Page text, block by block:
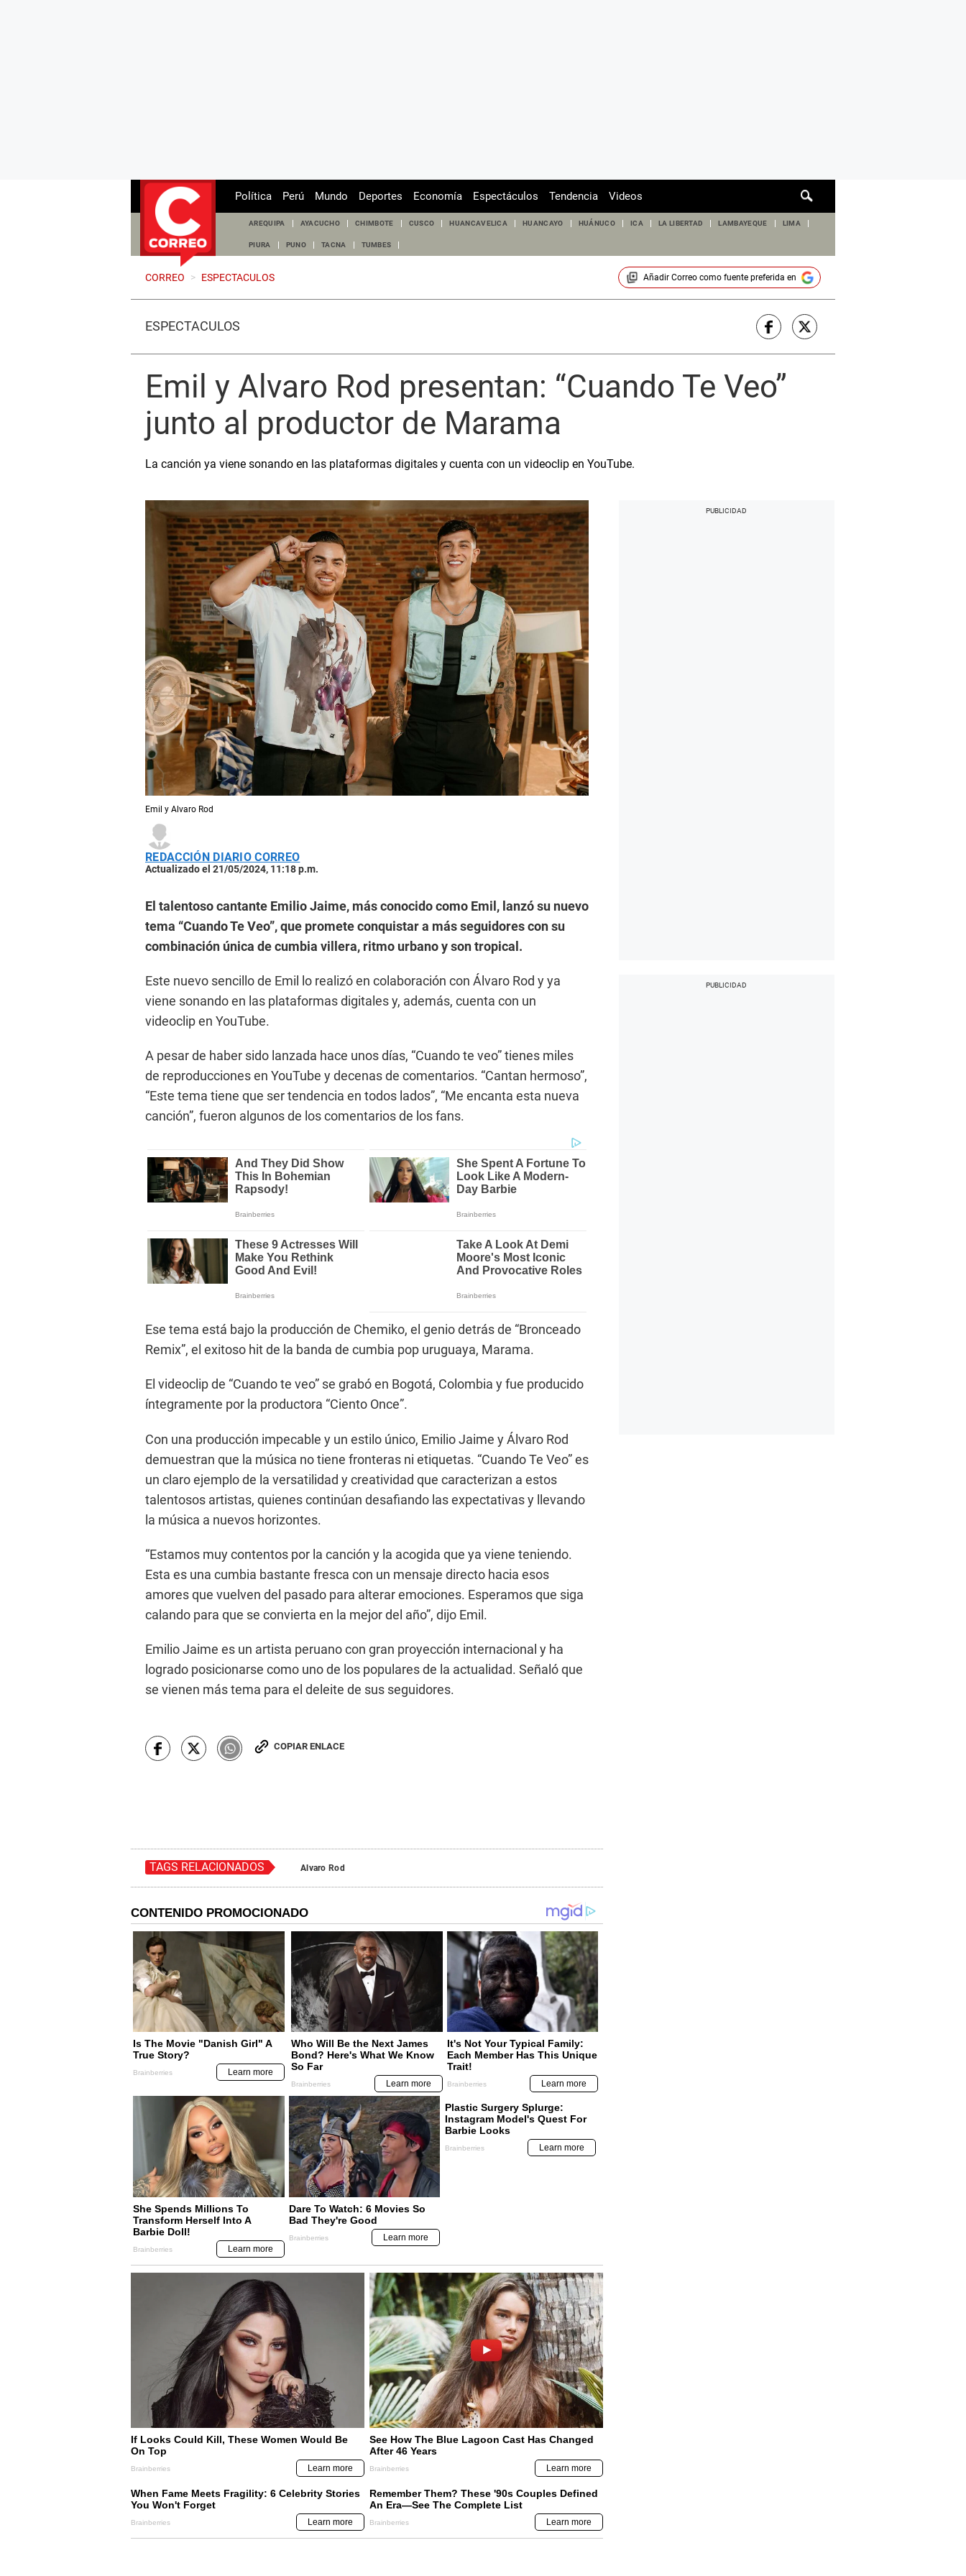
de
Política Perú Mundo Deportes Economía Espectáculos Tendencia Videos
AREQUIPA AYACUCHO CHIMBOTE CUSCO HUANCAVELICA HUANCAYO HUÁNUCO ICA LA LIBERTAD LAMBAYEQUE LIMA
PIURA PUNO TACNA TUMBES
CORREO > ESPECTACULOS Añadir Correocomo fuente preferida en
ESPECTÁCULOS
Emil y Alvaro Rod presentan: “Cuando Te Veo”
junto al productor de Marama
La canción ya viene sonando en las plataformas digitales y cuenta con un videoclip en YouTube.
Emil y Alvaro Rod
REDACCIÓN DIARIO CORREO
Actualizado el 21/05/2024, 11:18 p.m.
El talentoso cantante Emilio Jaime, más conocido como Emil, lanzó su nuevo
tema “Cuando Te Veo”, que promete conquistar a más seguidores con su
combinación única de cumbia villera, ritmo urbano y son tropical.
Este nuevo sencillo de Emil lo realizó en colaboración con Álvaro Rod y ya
viene sonando en las plataformas digitales y, además, cuenta con un
videoclip en YouTube.
A pesar de haber sido lanzada hace unos días, “Cuando te veo” tienes miles
de reproducciones en YouTube y decenas de comentarios. “Cantan hermoso”,
“Este tema tiene que ser tendencia en todos lados”, “Me encanta esta nueva
canción”, fueron algunos de los comentarios de los fans.
Ese tema está bajo la producción de Chemiko, el genio detrás de “Bronceado
Remix”, el exitoso hit de la banda de cumbia pop uruguaya, Marama.
El videoclip de “Cuando te veo” se grabó en Bogotá, Colombia y fue producido
íntegramente por la productora “Ciento Once”.
Con una producción impecable y un estilo único, Emilio Jaime y Álvaro Rod
demuestran que la música no tiene fronteras ni etiquetas. “Cuando Te Veo” es
un claro ejemplo de la versatilidad y creatividad que caracterizan a estos
talentosos artistas, quienes continúan desafiando las expectativas y llevando
la música a nuevos horizontes.
“Estamos muy contentos por la canción y la acogida que ya viene teniendo.
Esta es una cumbia bastante fresca con un mensaje directo hacia esos
amores que vuelven del pasado para alterar emociones. Esperamos que siga
calando para que se convierta en la mejor del año”, dijo Emil.
Emilio Jaime es un artista peruano con gran proyección internacional y ha
logrado posicionarse como uno de los populares de la actualidad. Señaló que
se vienen más tema para el deleite de sus seguidores.
COPIAR ENLACE
TAGS RELACIONADOS Alvaro Rod